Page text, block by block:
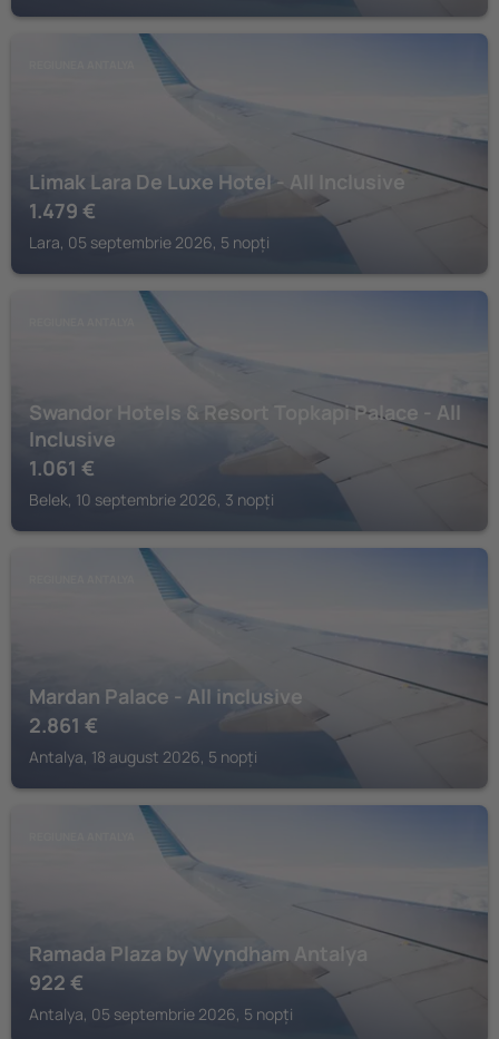
Limak Lara De Luxe Hotel - All Inclusive
1.479 €
Lara, 05 septembrie 2026, 5 nopți
Swandor Hotels & Resort Topkapi Palace - All
Inclusive
1.061 €
Belek, 10 septembrie 2026, 3 nopți
Mardan Palace - All inclusive
2.861 €
Antalya, 18 august 2026, 5 nopți
Ramada Plaza by Wyndham Antalya
922 €
Antalya, 05 septembrie 2026, 5 nopți